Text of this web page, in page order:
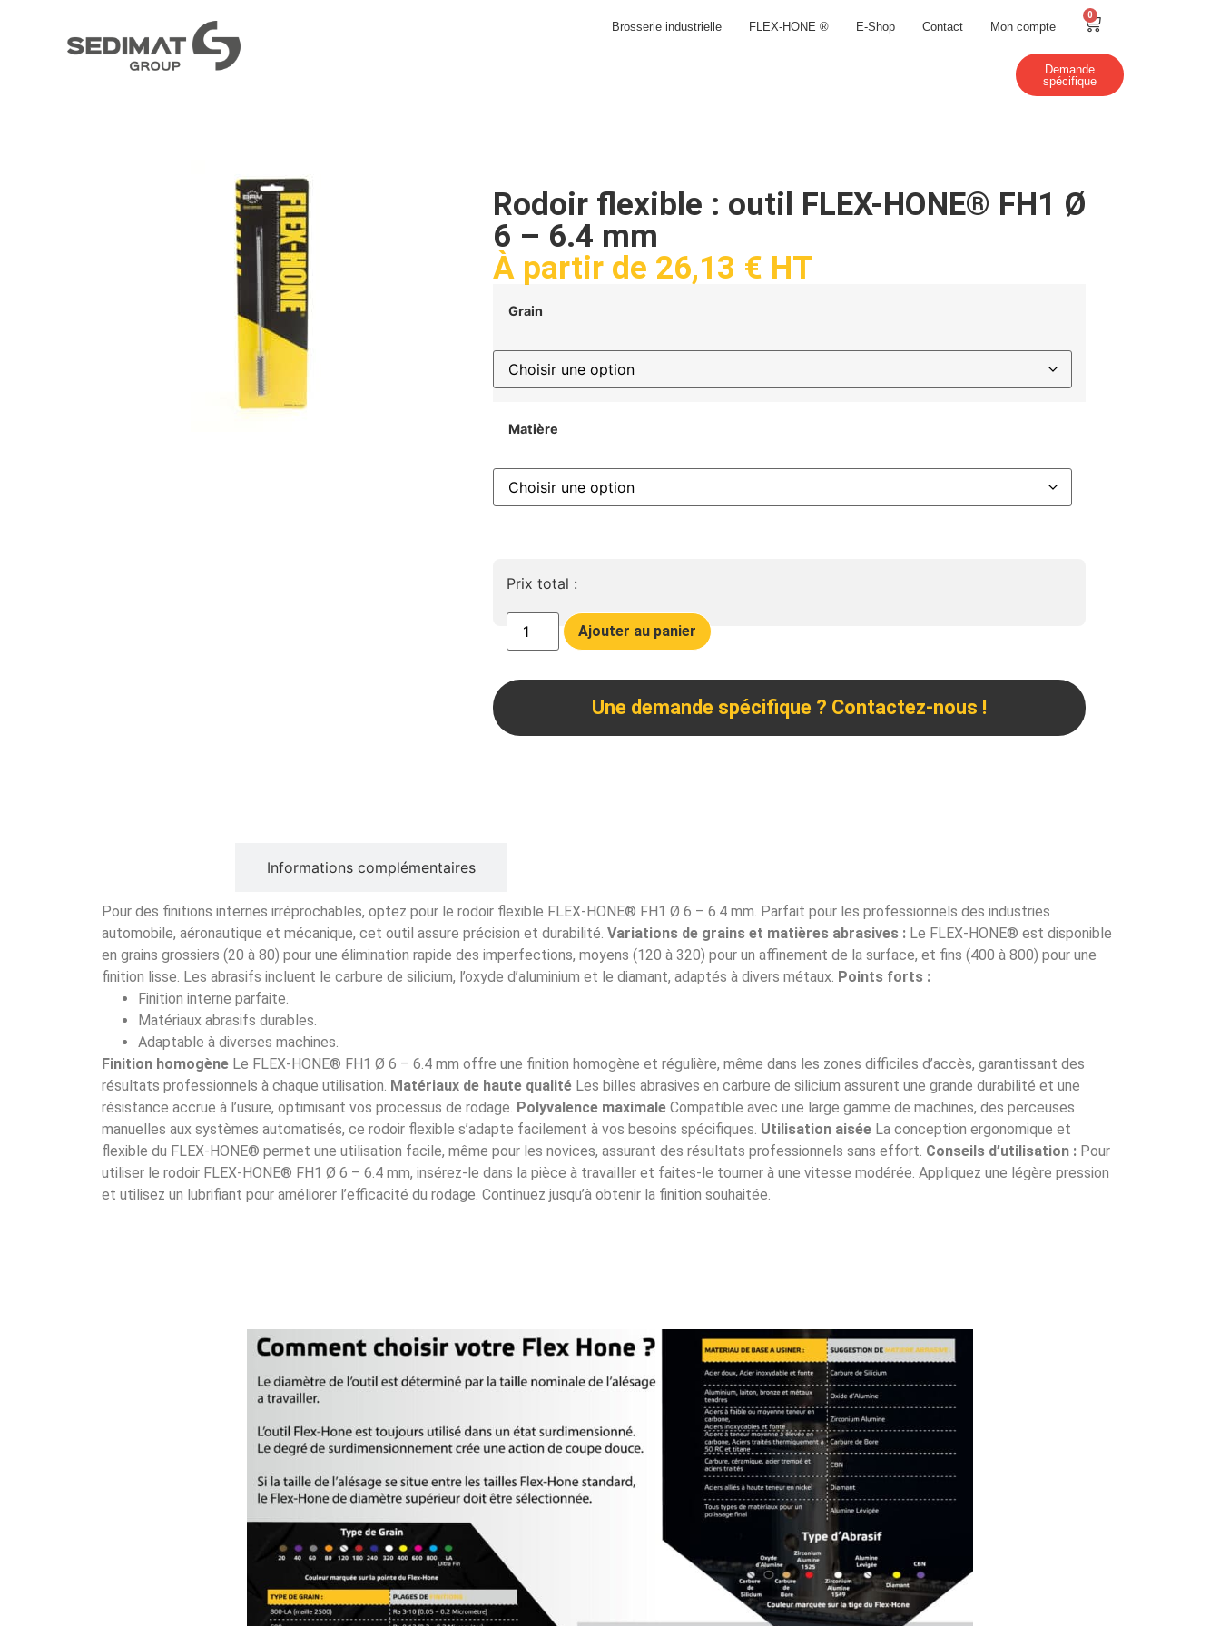
Brosserie industrielle FLEX-HONE ® E-Shop Contact Mon compte
0
Demande
spécifique
Rodoir flexible : outil FLEX-HONE® FH1 Ø
6 – 6.4 mm
À partir de 26,13 € HT
Grain
Matière
Prix total :
Ajouter au panier
Une demande spécifique ? Contactez-nous !
Informations complémentaires
Pour des finitions internes irréprochables, optez pour le rodoir flexible FLEX-HONE® FH1 Ø 6 – 6.4 mm. Parfait pour les professionnels des industries
automobile, aéronautique et mécanique, cet outil assure précision et durabilité. Variations de grains et matières abrasives : Le FLEX-HONE® est disponible
en grains grossiers (20 à 80) pour une élimination rapide des imperfections, moyens (120 à 320) pour un affinement de la surface, et fins (400 à 800) pour une
finition lisse. Les abrasifs incluent le carbure de silicium, l’oxyde d’aluminium et le diamant, adaptés à divers métaux. Points forts :
Finition interne parfaite.
Matériaux abrasifs durables.
Adaptable à diverses machines.
Finition homogène Le FLEX-HONE® FH1 Ø 6 – 6.4 mm offre une finition homogène et régulière, même dans les zones difficiles d’accès, garantissant des
résultats professionnels à chaque utilisation. Matériaux de haute qualité Les billes abrasives en carbure de silicium assurent une grande durabilité et une
résistance accrue à l’usure, optimisant vos processus de rodage. Polyvalence maximale Compatible avec une large gamme de machines, des perceuses
manuelles aux systèmes automatisés, ce rodoir flexible s’adapte facilement à vos besoins spécifiques. Utilisation aisée La conception ergonomique et
flexible du FLEX-HONE® permet une utilisation facile, même pour les novices, assurant des résultats professionnels sans effort. Conseils d’utilisation : Pour
utiliser le rodoir FLEX-HONE® FH1 Ø 6 – 6.4 mm, insérez-le dans la pièce à travailler et faites-le tourner à une vitesse modérée. Appliquez une légère pression
et utilisez un lubrifiant pour améliorer l’efficacité du rodage. Continuez jusqu’à obtenir la finition souhaitée.